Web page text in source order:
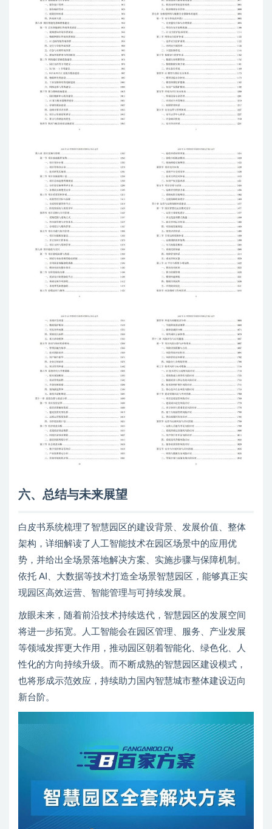
六、总结与未来展望
白皮书系统梳理了智慧园区的建设背景、发展价值、整体
架构，详细解读了人工智能技术在园区场景中的应用优
势，并给出全场景落地解决方案、实施步骤与保障机制。
依托 AI、大数据等技术打造全场景智慧园区，能够真正实
现园区高效运营、智能管理与可持续发展。
放眼未来，随着前沿技术持续迭代，智慧园区的发展空间
将进一步拓宽。人工智能会在园区管理、服务、产业发展
等领域发挥更大作用，推动园区朝着智能化、绿色化、人
性化的方向持续升级。而不断成熟的智慧园区建设模式，
也将形成示范效应，持续助力国内智慧城市整体建设迈向
新台阶。